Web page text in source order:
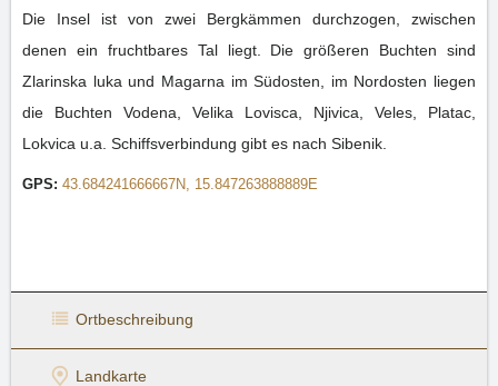
Die Insel ist von zwei Bergkämmen durchzogen, zwischen
denen ein fruchtbares Tal liegt. Die größeren Buchten sind
Zlarinska luka und Magarna im Südosten, im Nordosten liegen
die Buchten Vodena, Velika Lovisca, Njivica, Veles, Platac,
Lokvica u.a. Schiffsverbindung gibt es nach Sibenik.
GPS: 43.684241666667N, 15.847263888889E
Ortbeschreibung
Landkarte